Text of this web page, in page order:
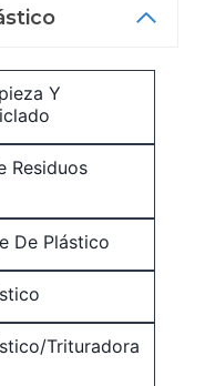
Y
Residuos
De Plástico
trituradora